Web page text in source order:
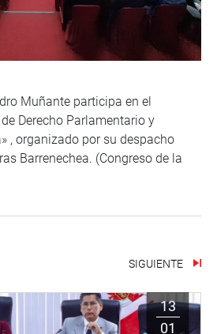
Muñante participa en el
Derecho Parlamentario y
, organizado por su despacho
Barrenechea. (Congreso de la
SIGUIENTE
13
01